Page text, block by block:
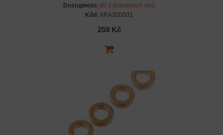
Dostupnost: do 2 pracovních dnů
Kód: ARA320501
259 Kč